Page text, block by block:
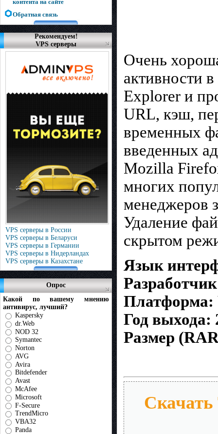
контента на сайте
Обратная связь
Рекомендуем!
VPS серверы
VPS серверы в России
VPS серверы в Беларуси
VPS серверы в Германии
VPS серверы в Нидерландах
VPS серверы в Казахстане
Опрос
Какой по вашему мнению
антивирус, лучший?
Kaspersky
dr.Web
NOD 32
Symantec
Norton
AVG
Avira
Bitdefender
Avast
McAfee
Microsoft
F-Secure
TrendMicro
VBA32
Panda
Очень
активности
Explorer и
URL, кэш,
временных
введенных
Mozilla
многих
менеджеров
Удаление
скрытом
Язык
Платформа:
Год выхода:
Размер
Скачать